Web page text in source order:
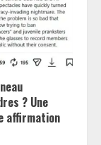
? Une
affirmation